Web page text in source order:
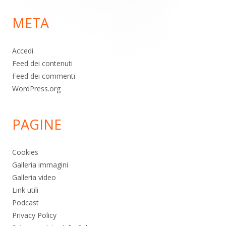
pagina
META
Accedi
Feed dei contenuti
Feed dei commenti
WordPress.org
PAGINE
Cookies
Galleria immagini
Galleria video
Link utili
Podcast
Privacy Policy